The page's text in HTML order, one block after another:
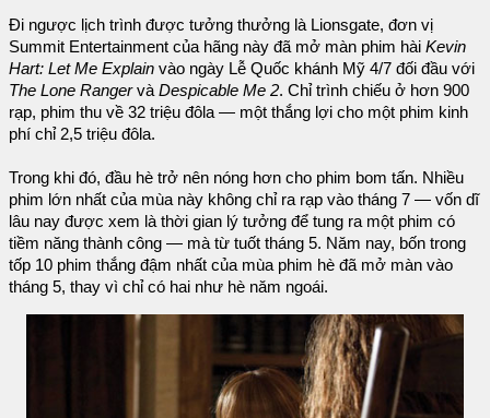
Đi ngược lịch trình được tưởng thưởng là Lionsgate, đơn vị
Summit Entertainment của hãng này đã mở màn phim hài Kevin
Hart: Let Me Explain vào ngày Lễ Quốc khánh Mỹ 4/7 đối đầu với
The Lone RangervàDespicable Me 2. Chỉ trình chiếu ở hơn 900
rạp, phim thu về 32 triệu đôla — một thắng lợi cho một phim kinh
phí chỉ 2,5 triệu đôla.
Trong khi đó, đầu hè trở nên nóng hơn cho phim bom tấn. Nhiều
phim lớn nhất của mùa này không chỉ ra rạp vào tháng 7 — vốn dĩ
lâu nay được xem là thời gian lý tưởng để tung ra một phim có
tiềm năng thành công — mà từ tuốt tháng 5. Năm nay, bốn trong
tốp 10 phim thắng đậm nhất của mùa phim hè đã mở màn vào
tháng 5, thay vì chỉ có hai như hè năm ngoái.